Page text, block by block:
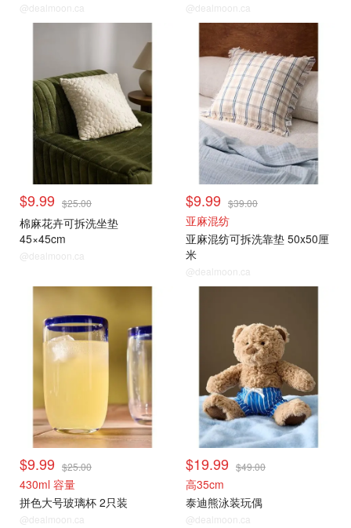
@dealmoon.ca @dealmoon.ca
$9.99 $25.00
棉麻花卉可拆洗坐垫
45×45cm
@dealmoon.ca
$9.99 $39.00
亚麻混纺
亚麻混纺可拆洗靠垫 50x50厘
米
@dealmoon.ca
$9.99 $25.00
430ml 容量
拼色大号玻璃杯 2只装
@dealmoon.ca
$19.99 $49.00
高35cm
泰迪熊泳装玩偶
@dealmoon.ca